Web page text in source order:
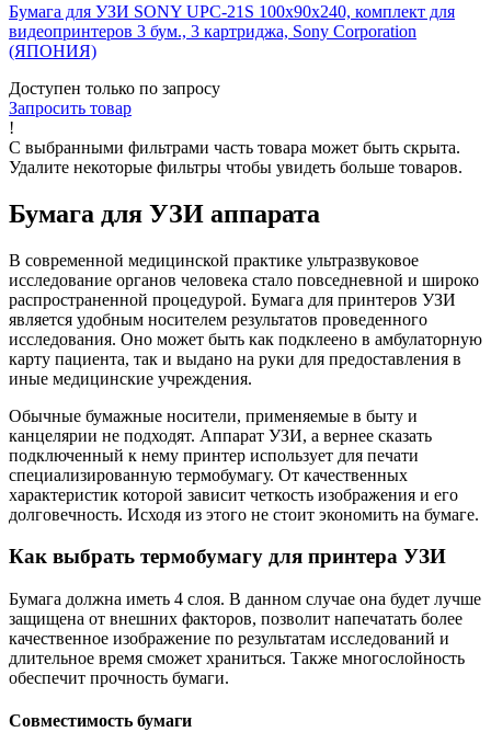
Бумага для УЗИ SONY UPC-21S 100х90х240, комплект для
видеопринтеров 3 бум., 3 картриджа, Sony Corporation
(ЯПОНИЯ)
Доступен только по запросу
Запросить товар
!
С выбранными фильтрами часть товара может быть скрыта.
Удалите некоторые фильтры чтобы увидеть больше товаров.
Бумага для УЗИ аппарата
В современной медицинской практике ультразвуковое
исследование органов человека стало повседневной и широко
распространенной процедурой. Бумага для принтеров УЗИ
является удобным носителем результатов проведенного
исследования. Оно может быть как подклеено в амбулаторную
карту пациента, так и выдано на руки для предоставления в
иные медицинские учреждения.
Обычные бумажные носители, применяемые в быту и
канцелярии не подходят. Аппарат УЗИ, а вернее сказать
подключенный к нему принтер использует для печати
специализированную термобумагу. От качественных
характеристик которой зависит четкость изображения и его
долговечность. Исходя из этого не стоит экономить на бумаге.
Как выбрать термобумагу для принтера УЗИ
Бумага должна иметь 4 слоя. В данном случае она будет лучше
защищена от внешних факторов, позволит напечатать более
качественное изображение по результатам исследований и
длительное время сможет храниться. Также многослойность
обеспечит прочность бумаги.
Совместимость бумаги